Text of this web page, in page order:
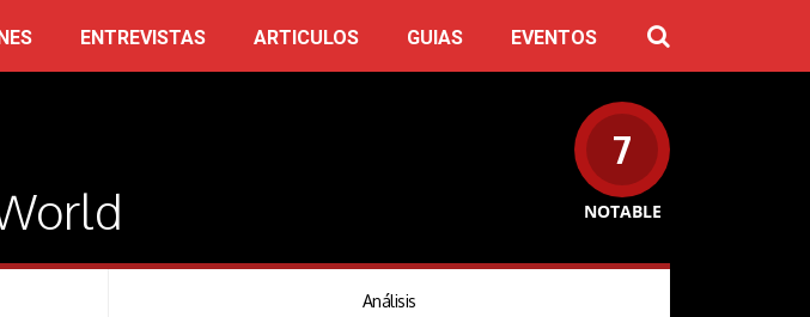
ENTREVISTAS ARTICULOS GUIAS EVENTOS
7
NOTABLE
Análisis